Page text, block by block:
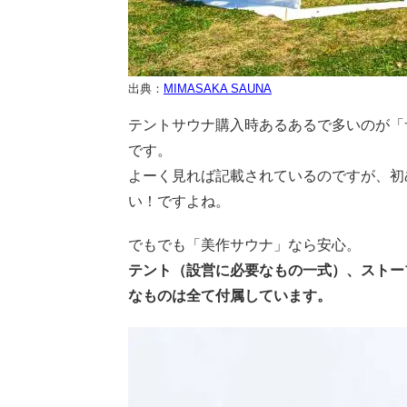
出典： MIMASAKA SAUNA
テントサウナ購入時あるあるで多いのが
です。
よーく見れば記載されているのですが、
い！ですよね。
でもでも「美作サウナ」なら安心。
テント（設営に必要なもの一式）、スト
なものは全て付属しています。